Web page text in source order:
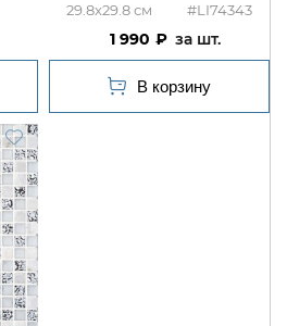
29.8x29.8 #LI74343
1 990 шт.